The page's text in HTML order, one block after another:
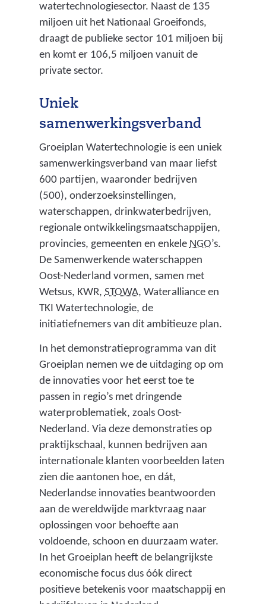
watertechnologiesector. Naast de 135
miljoen uit het Nationaal Groeifonds,
draagt de publieke sector 101 miljoen bij
en komt er 106,5 miljoen vanuit de
private sector.
Uniek
samenwerkingsverband
Groeiplan Watertechnologie is een uniek
samenwerkingsverband van maar liefst
600 partijen, waaronder bedrijven
(500), onderzoeksinstellingen,
waterschappen, drinkwaterbedrijven,
regionale ontwikkelingsmaatschappijen,
provincies, gemeenten en enkeleNGO(
e
g
g
’s.
De Samenwerkende waterschappen
Oost-Nederland vormen, samen met
Wetsus, KWR,STOWA(
s
t
d
, Wateralliance en
TKI Watertechnologie, de
initiatiefnemers van dit ambitieuze plan.
In het demonstratieprogramma van dit
Groeiplan nemen we de uitdaging op om
de innovaties voor het eerst toe te
passen in regio’s met dringende
waterproblematiek, zoals Oost-
Nederland. Via deze demonstraties op
praktijkschaal, kunnen bedrijven aan
internationale klanten voorbeelden laten
zien die aantonen hoe, en dát,
Nederlandse innovaties beantwoorden
aan de wereldwijde marktvraag naar
oplossingen voor behoefte aan
voldoende, schoon en duurzaam water.
In het Groeiplan heeft de belangrijkste
economische focus dus óók direct
positieve betekenis voor maatschappij en